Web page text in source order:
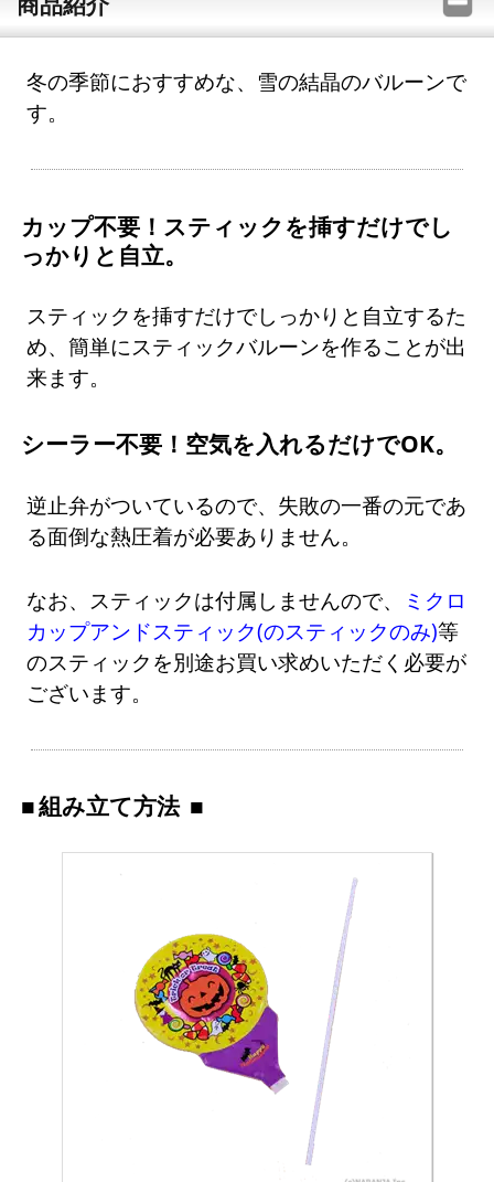
冬の季節におすすめな、雪の結晶のバルーンで
す。
カップ不要！スティックを挿すだけでし
っかりと自立。
スティックを挿すだけでしっかりと自立するた
め、簡単にスティックバルーンを作ることが出
来ます。
シーラー不要！空気を入れるだけでOK。
逆止弁がついているので、失敗の一番の元であ
る面倒な熱圧着が必要ありません。
なお、スティックは付属しませんので、
ミクロ
カップアンドスティック(のスティックのみ)等
のスティックを別途お買い求めいただく必要が
ございます。
組み立て方法